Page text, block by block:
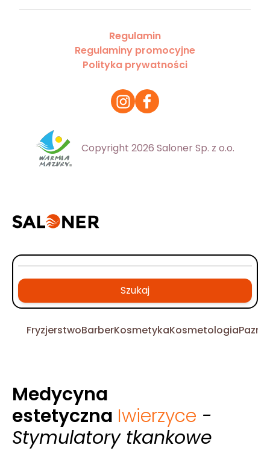
Regulamin
Regulaminy promocyjne
Polityka prywatności
Copyright 2026 Saloner Sp. z o.o.
Szukaj
FryzjerstwoBarberKosmetykaKosmetologia
Medycyna
estetyczna Iwierzyce -
Stymulatory tkankowe